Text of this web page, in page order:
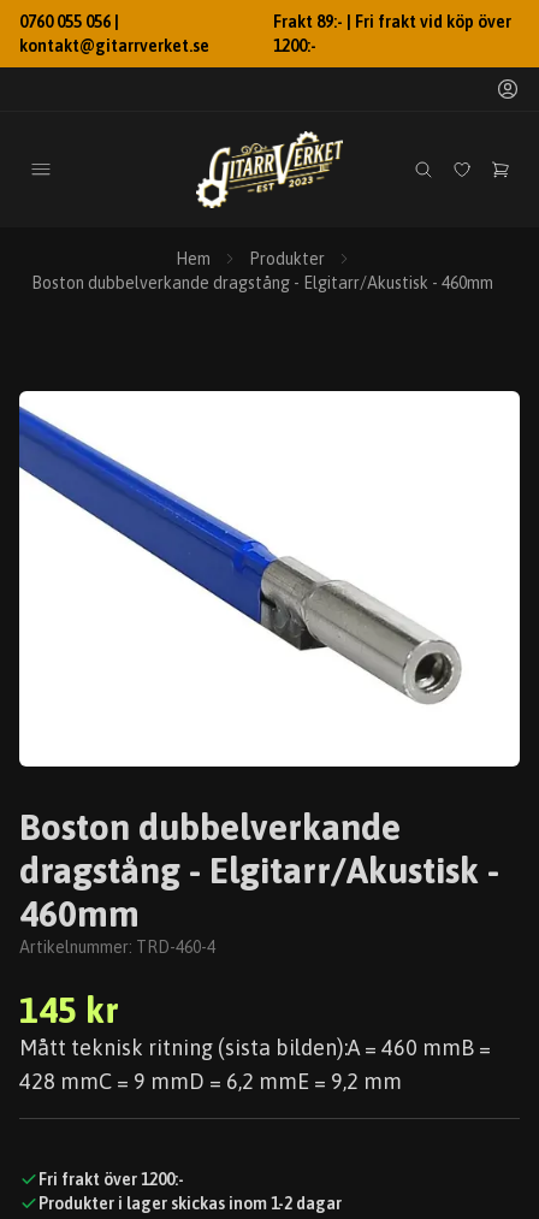
0760 055 056 |
kontakt@gitarrverket.se
Frakt 89:- | Fri frakt vid köp över
1200:-
Hem
Produkter
Boston dubbelverkande dragstång - Elgitarr/Akustisk - 460mm
Boston dubbelverkande
dragstång - Elgitarr/Akustisk -
460mm
Artikelnummer: TRD-460-4
145 kr
Mått teknisk ritning (sista bilden):A = 460 mmB =
428 mmC = 9 mmD = 6,2 mmE = 9,2 mm
Fri frakt över 1200:-
Produkter i lager skickas inom 1-2 dagar